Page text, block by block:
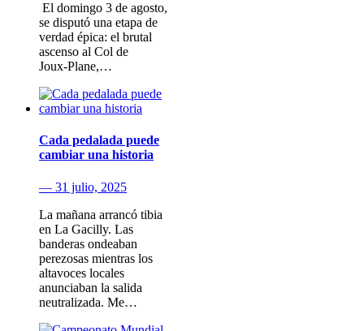
​ El domingo 3 de agosto​,
se disputó una etapa de
verdad épica: el brutal
ascenso al Col de
Joux‑Plane,…
Cada pedalada puede
cambiar una historia
— 31 julio, 2025
La mañana arrancó tibia
en La Gacilly. Las
banderas ondeaban
perezosas mientras los
altavoces locales
anunciaban la salida
neutralizada. Me…